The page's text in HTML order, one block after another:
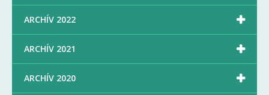
ARCHÍV 2022 
ARCHÍV 2021 
ARCHÍV 2020 